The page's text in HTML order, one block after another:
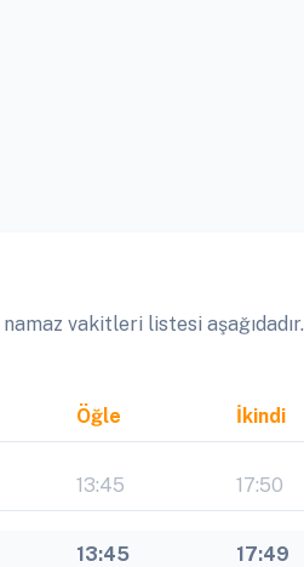
vakitleri listesi aşağıdadır.
Öğle İkindi
13:45 17:50
13:45 17:49